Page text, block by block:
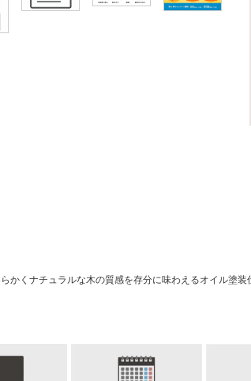
かくナチュラルな木の質感を存分に味わえるオイル塗装